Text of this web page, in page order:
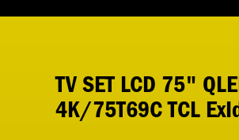
TV SET LCD 75"
4K/75T69C TCL